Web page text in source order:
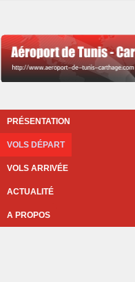
PRÉSENTATION
VOLS DÉPART
VOLS ARRIVÉE
ACTUALITÉ
A PROPOS